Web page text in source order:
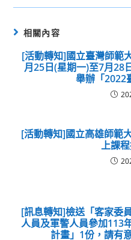
相關內容
[活動轉知]國立臺灣師範
月25日(星期一)至7月28
舉辦「2022
[活動轉知]國立高雄師範
上課
[訊息轉知]檢送「客家委
人員及軍警人員參加113
計畫」1份，請有